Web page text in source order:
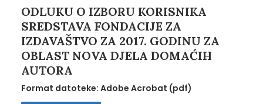
ODLUKU O IZBORU KORISNIKA
SREDSTAVA FONDACIJE ZA
IZDAVAŠTVO ZA 2017. GODINU ZA
OBLAST NOVA DJELA DOMAĆIH
AUTORA
Format datoteke: Adobe Acrobat (pdf)